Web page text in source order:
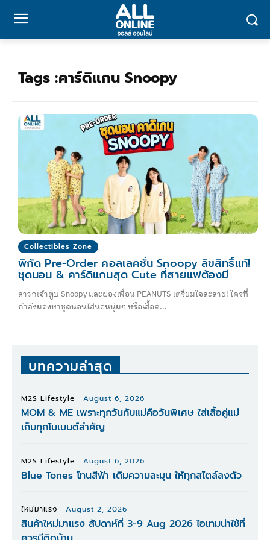
Tags :คาร์ดิแกน Snoopy
Collectibles Zone
พิกัด Pre-Order คอลเลคชั่น Snoopy ลิขสิทธิ์แท้!
ชุดนอน & คาร์ดิแกนสุด Cute ที่สายแฟต้องมี
สาวกเจ้าตูบ Snoopy และผองเพื่อน PEANUTS เตรียมใจละลาย! ใครที่
กำลังมองหาชุดนอนใส่นอนนุ่มๆ หรือเสื้อค...
บทความล่าสุด
M2S Lifestyle August 6, 2026
MOM & ME เพราะทุกวันกับแม่คือวันพิเศษ ใส่เสื้อคู่แม่
เก็บทุกโมเมนต์สำคัญ
M2S Lifestyle August 6, 2026
Blue Tones โทนสีฟ้า เติมความละมุน ให้ทุกสไตล์ลงตัว
ใหม่มาแรง August 2, 2026
สินค้าใหม่มาแรง สัปดาห์ที่ 3-9 Aug 2026 ไอเทมน่าใช้ที่